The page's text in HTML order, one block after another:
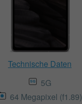
Technische Daten
5G
64 Megapixel (f1.89)